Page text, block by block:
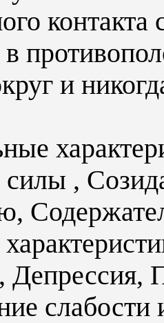
и
,
Депрессия,
слабости